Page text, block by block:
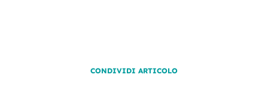
CONDIVIDI ARTICOLO